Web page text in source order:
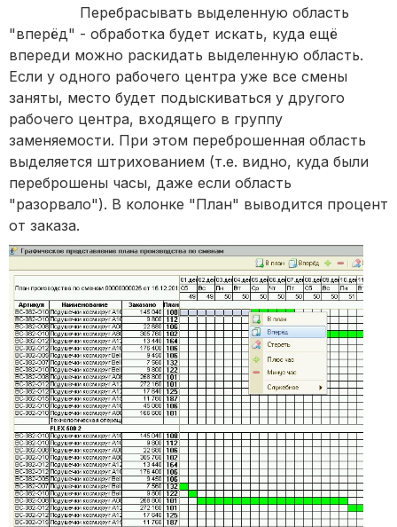
Перебрасывать выделенную область
"вперёд" - обработка будет искать, куда ещё
впереди можно раскидать выделенную область.
Если у одного рабочего центра уже все смены
заняты, место будет подыскиваться у другого
рабочего центра, входящего в группу
заменяемости. При этом переброшенная область
выделяется штрихованием (т.е. видно, куда были
переброшены часы, даже если область
"разорвало"). В колонке "План" выводится процент
от заказа.